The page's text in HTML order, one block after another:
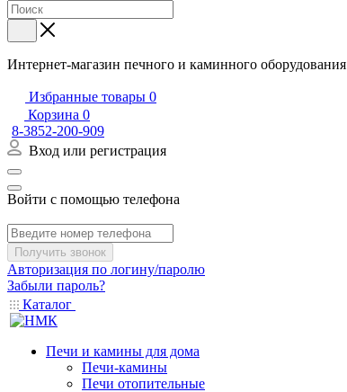
Интернет-магазин печного и каминного оборудования
Избранные товары 0
Корзина 0
8-3852-200-909
Вход или регистрация
Войти с помощью телефона
Получить звонок
Авторизация по логину/паролю
Забыли пароль?
Каталог
Печи и камины для дома
Печи-камины
Печи отопительные